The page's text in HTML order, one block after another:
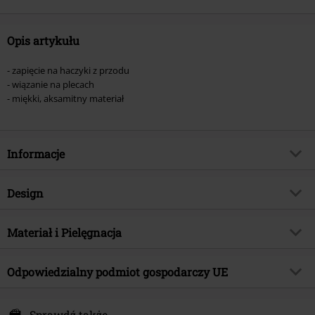
Opis artykułu
- zapięcie na haczyki z przodu
- wiązanie na plecach
- miękki, aksamitny materiał
Informacje
Numer artykułu
Brand
Data premiery
2020-08-19
Design
Rodzaj artykułu
Detale
Wiązanie
Materiał i Pielęgnacja
Materiał wierzchni
100% poliester
Podszewka
Odpowiedzialny podmiot gospodarczy UE
Baldonell Business Park